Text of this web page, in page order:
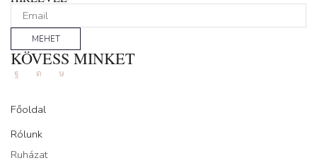
MEHET
KÖVESS MINKET
FacebookInstagram
Tik-
Főoldal
Rólunk
Ruházat